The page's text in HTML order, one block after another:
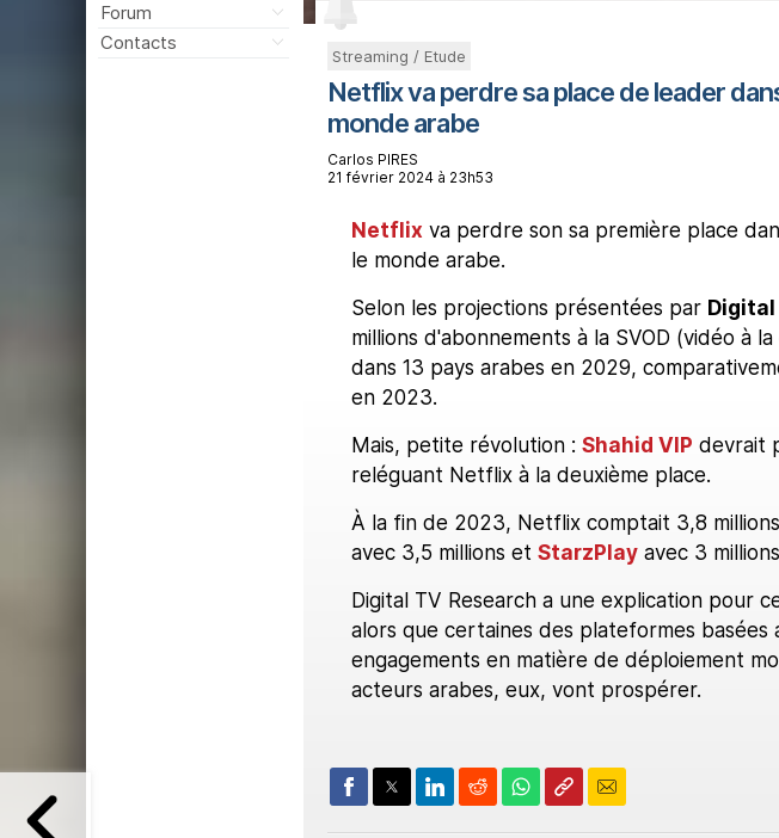
Forum
Contacts
Streaming / Etude
Netflix va perdre sa place de leader
monde arabe
Carlos PIRES
21 février 2024 à 23h53
Netflix va perdre son sa première place
le monde arabe.
Selon les projections présentées par Digital
millions d'abonnements à la SVOD (vidéo à
dans 13 pays arabes en 2029,
en 2023.
Mais, petite révolution : Shahid VIP devrait
reléguant Netflix à la deuxième place.
À la fin de 2023, Netflix comptait 3,8
avec 3,5 millions et StarzPlayavec 3
Digital TV Research a une explication pour
alors que certaines des plateformes basées
engagements en matière de déploiement
acteurs arabes, eux, vont prospérer.